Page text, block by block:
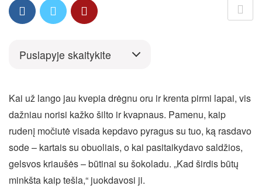
Puslapyje skaitykite
Kai už lango jau kvepia drėgnu oru ir krenta pirmi lapai, vis
dažniau norisi kažko šilto ir kvapnaus. Pamenu, kaip
rudenį močiutė visada kepdavo pyragus su tuo, ką rasdavo
sode – kartais su obuoliais, o kai pasitaikydavo saldžios,
gelsvos kriaušės – būtinai su šokoladu. „Kad širdis būtų
minkšta kaip tešla,“ juokdavosi ji.